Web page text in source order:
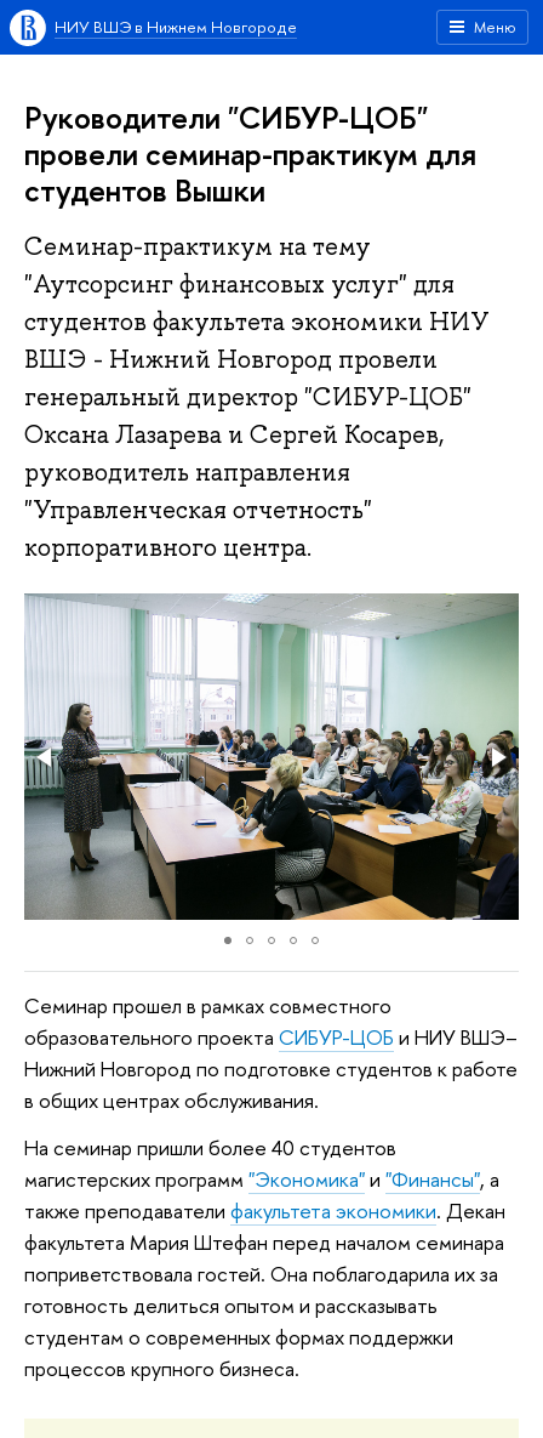
Меню
НИУ ВШЭ в Нижнем Новгороде
Руководители "СИБУР-ЦОБ"
провели семинар-практикум для
студентов Вышки
Семинар-практикум на тему
"Аутсорсинг финансовых услуг" для
студентов факультета экономики НИУ
ВШЭ - Нижний Новгород провели
генеральный директор "СИБУР-ЦОБ"
Оксана Лазарева и Сергей Косарев,
руководитель направления
"Управленческая отчетность"
корпоративного центра.
Семинар прошел в рамках совместного
образовательного проекта СИБУР-ЦОБ и НИУ ВШЭ–
Нижний Новгород по подготовке студентов к работе
в общих центрах обслуживания.
На семинар пришли более 40 студентов
магистерских программ "Экономика"и "Финансы", а
также преподаватели факультета экономики. Декан
факультета Мария Штефан перед началом семинара
поприветствовала гостей. Она поблагодарила их за
готовность делиться опытом и рассказывать
студентам о современных формах поддержки
процессов крупного бизнеса.